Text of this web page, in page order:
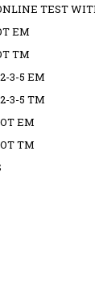
TEST
EM
TM
3-5 EM
3-5 TM
EM
TM